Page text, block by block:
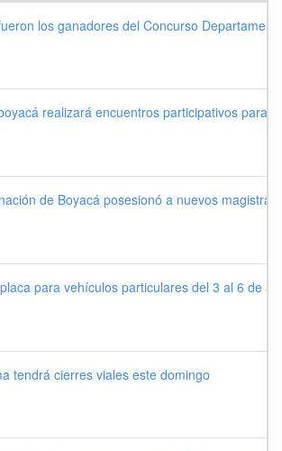
los ganadores del Concurso
realizará encuentros participativos para
de Boyacá posesionó a nuevos
para vehículos particulares del 3 al 6 de
tendrá cierres viales este domingo